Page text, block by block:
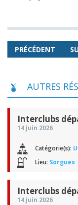
PRÉCÉDENT
AUTRES
Interclubs
14 juin 2026
Catégorie(s):
Lieu: Sorgues
Interclubs
14 juin 2026